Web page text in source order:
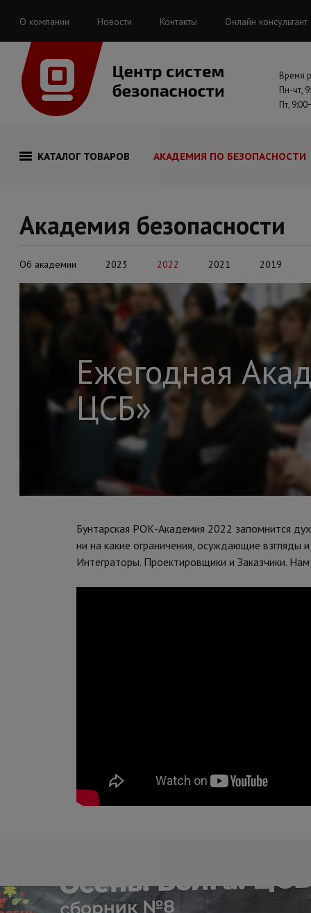
О компании Новости Контакты Онлайн консультант
Время
Пн-чт,
Пт,
КАТАЛОГ ТОВАРОВ АКАДЕМИЯ ПО БЕЗОПАСНОСТИ
Академия безопасности
Об академии 2023 2022 2021 2019
Ежегодная
ЦСБ»
Бунтарская РОК-Академия 2022 запомнится
ни на какие ограничения, осуждающие
Интеграторы. Проектировщики и Заказчики.